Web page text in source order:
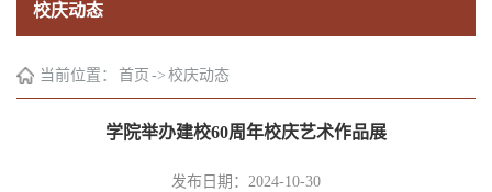
校庆动态
当前位置： 首页 -> 校庆动态
学院举办建校60周年校庆艺术作品展
发布日期：2024-10-30